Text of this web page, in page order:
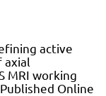
active
axial
MRI working
Online